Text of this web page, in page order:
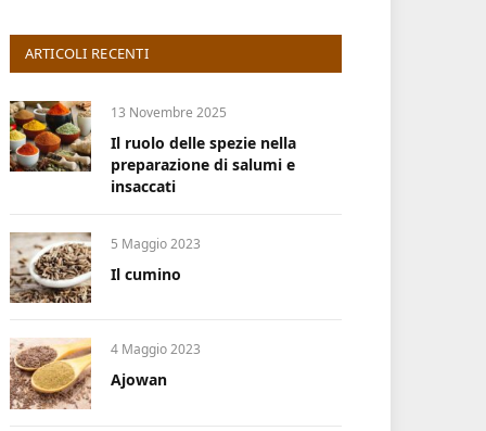
ARTICOLI RECENTI
13 Novembre 2025
Il ruolo delle spezie nella
preparazione di salumi e
insaccati
5 Maggio 2023
Il cumino
4 Maggio 2023
Ajowan